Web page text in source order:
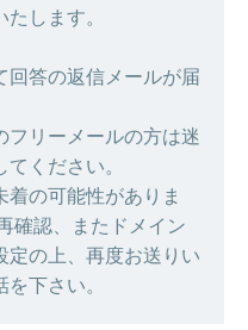
します。
回答の返信メールが届
フリーメールの方は迷
ください。
の可能性がありま
確認、またドメイン
定の上、再度お送りい
下さい。